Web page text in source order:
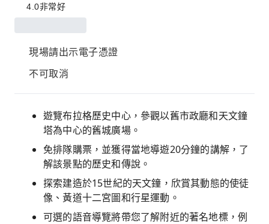
4.0非常好
現場請出示電子憑證
不可取消
遊覽布拉格歷史中心，參觀以舊市政廳和天文鐘
塔為中心的舊城廣場。
免排隊購票，並獲得當地導遊20分鐘的講解，了
解該景點的歷史和傳說。
探索建造於15世紀的天文鐘，欣賞其動態的使徒
像、黃道十二宮圖和行星運動。
可選的語音導覽將帶您了解附近的著名地標，例